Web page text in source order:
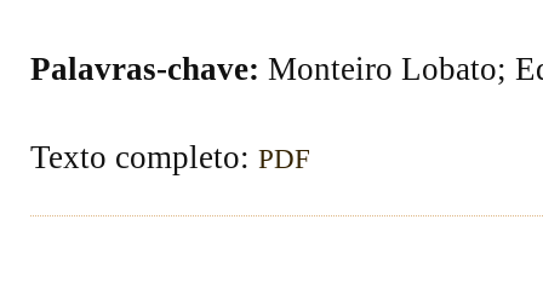
Palavras-chave: Monteiro Lobato;
Texto completo: PDF